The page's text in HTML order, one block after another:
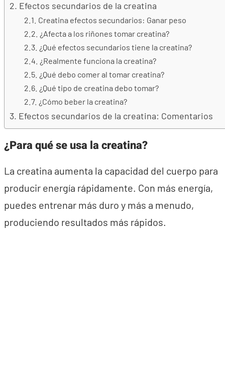
Efectos secundarios de la creatina
Creatina efectos secundarios: Ganar peso
¿Afecta a los riñones tomar creatina?
¿Qué efectos secundarios tiene la creatina?
¿Realmente funciona la creatina?
¿Qué debo comer al tomar creatina?
¿Qué tipo de creatina debo tomar?
¿Cómo beber la creatina?
Efectos secundarios de la creatina: Comentarios
¿Para qué se usa la creatina?
La creatina aumenta la capacidad del cuerpo para
producir energía rápidamente. Con más energía,
puedes entrenar más duro y más a menudo,
produciendo resultados más rápidos.